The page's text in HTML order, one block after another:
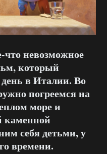
что невозможное
который
в Италии. Во
погреемся на
море и
каменной
себя детьми, у
времени.